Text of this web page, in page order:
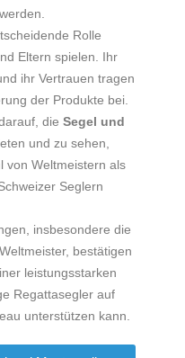
Rolle
Eltern spielen. Ihr
ihr Vertrauen tragen
der Produkte bei.
die Segel und
und zu sehen,
von Weltmeistern als
Seglern
insbesondere die
bestätigen
leistungsstarken
Regattasegler auf
unterstützen kann.